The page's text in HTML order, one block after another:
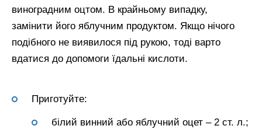
виноградним оцтом. В крайньому випадку,
замінити його яблучним продуктом. Якщо нічого
подібного не виявилося під рукою, тоді варто
вдатися до допомоги їдальні кислоти.
Приготуйте:
білий винний або яблучний оцет – 2 ст. л.;